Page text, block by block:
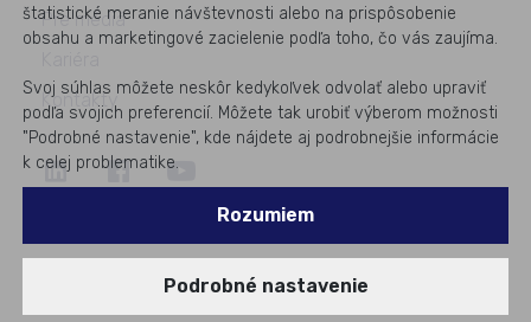
štatistické meranie návštevnosti alebo na prispôsobenie
obsahu a marketingové zacielenie podľa toho, čo vás zaujíma.
Svoj súhlas môžete neskôr kedykoľvek odvolať alebo upraviť
podľa svojich preferencií. Môžete tak urobiť výberom možnosti
"Podrobné nastavenie", kde nájdete aj podrobnejšie informácie
k celej problematike.
Rozumiem
Podrobné nastavenie
Pre médiá
Kontakty
All rights reserved